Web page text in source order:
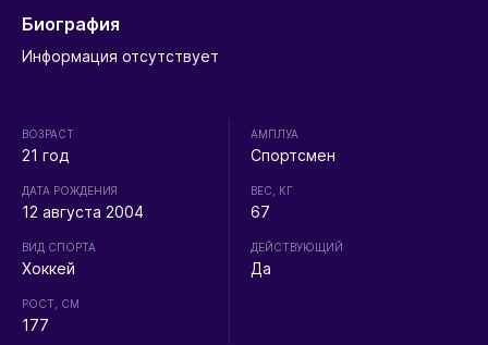
Биография
Информация отсутствует
ВОЗРАСТ
21 год
ДАТА РОЖДЕНИЯ
12 августа 2004
ВИД СПОРТА
Хоккей
РОСТ, СМ
177
АМПЛУА
Спортсмен
ВЕС, КГ
67
ДЕЙСТВУЮЩИЙ
Да